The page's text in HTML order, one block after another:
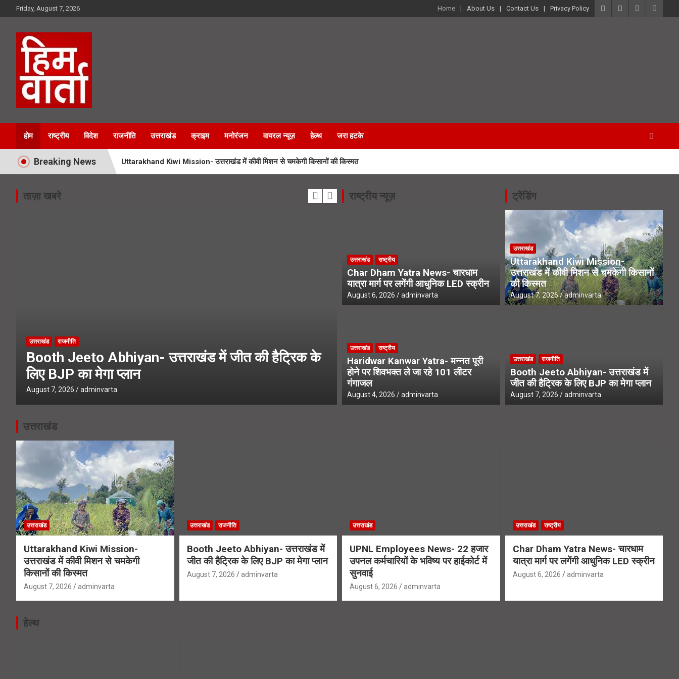
to
Friday, August 7, 2026 Home About Us Contact Us Privacy Policy
Him Varta
होम राष्ट्रीय विदेश राजनीति उत्तराखंड क्राइम मनोरंजन वायरल न्यूज़ हेल्थ जरा हटके
Breaking News Uttarakhand Kiwi Mission- उत्तराखंड में कीवी मिशन से चमकेगी किसानों की किस्मत
SIR Notice- 19 लाख लोगों तक पहुंचे एसआईआर नोटिस, अनमैप्ड वोटरों पर विशेष फोकस
ताज़ा खबरे
उत्तराखंड राजनीति
Booth Jeeto Abhiyan- उत्तराखंड में जीत की हैट्रिक के
लिए BJP का मेगा प्लान
August 7, 2026 adminvarta
उत्तराखंड
UPNL Employees News- 22 हजार उपनल कर्मचारियों
के भविष्य पर हाईकोर्ट में सुनवाई
राष्ट्रीय न्यूज़
उत्तराखंड राष्ट्रीय
Char Dham Yatra News- चारधाम
यात्रा मार्ग पर लगेंगी आधुनिक LED स्क्रीन
August 6, 2026 adminvarta
उत्तराखंड राष्ट्रीय
Haridwar Kanwar Yatra- मन्नत पूरी
होने पर शिवभक्त ले जा रहे 101 लीटर
गंगाजल
August 4, 2026 adminvarta
ट्रेंडिंग
उत्तराखंड
Uttarakhand Kiwi Mission-
उत्तराखंड में कीवी मिशन से चमकेगी किसानों
की किस्मत
August 7, 2026 adminvarta
उत्तराखंड राजनीति
Booth Jeeto Abhiyan- उत्तराखंड में
जीत की हैट्रिक के लिए BJP का मेगा प्लान
August 7, 2026 adminvarta
उत्तराखंड
उत्तराखंड
Uttarakhand Kiwi Mission-
उत्तराखंड में कीवी मिशन से चमकेगी
किसानों की किस्मत
August 7, 2026 adminvarta
उत्तराखंड राजनीति
Booth Jeeto Abhiyan- उत्तराखंड में
जीत की हैट्रिक के लिए BJP का मेगा प्लान
August 7, 2026 adminvarta
उत्तराखंड
UPNL Employees News- 22 हजार
उपनल कर्मचारियों के भविष्य पर हाईकोर्ट में
सुनवाई
August 6, 2026 adminvarta
उत्तराखंड राष्ट्रीय
Char Dham Yatra News- चारधाम
यात्रा मार्ग पर लगेंगी आधुनिक LED स्क्रीन
August 6, 2026 adminvarta
हेल्थ